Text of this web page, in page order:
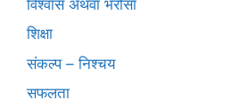
विश्वास अथवा भरोसा
शिक्षा
संकल्प – निश्चय
सफलता